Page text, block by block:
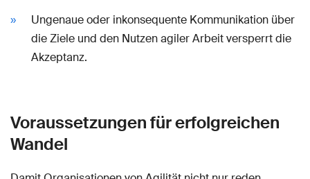
Ungenaue oder inkonsequente Kommunikation über
die Ziele und den Nutzen agiler Arbeit versperrt die
Akzeptanz.
Voraussetzungen für erfolgreichen
Wandel